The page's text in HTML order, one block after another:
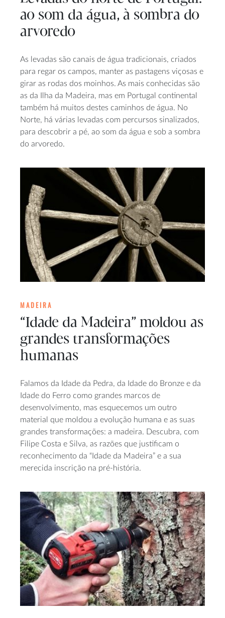
ao som da água, à sombra do
arvoredo
As levadas são canais de água tradicionais, criados
para regar os campos, manter as pastagens viçosas e
girar as rodas dos moinhos. As mais conhecidas são
as da Ilha da Madeira, mas em Portugal continental
também há muitos destes caminhos de água. No
Norte, há várias levadas com percursos sinalizados,
para descobrir a pé, ao som da água e sob a sombra
do arvoredo.
MADEIRA
“Idade da Madeira” moldou as
grandes transformações
humanas
Falamos da Idade da Pedra, da Idade do Bronze e da
Idade do Ferro como grandes marcos de
desenvolvimento, mas esquecemos um outro
material que moldou a evolução humana e as suas
grandes transformações: a madeira. Descubra, com
Filipe Costa e Silva, as razões que justificam o
reconhecimento da “Idade da Madeira” e a sua
merecida inscrição na pré-história.